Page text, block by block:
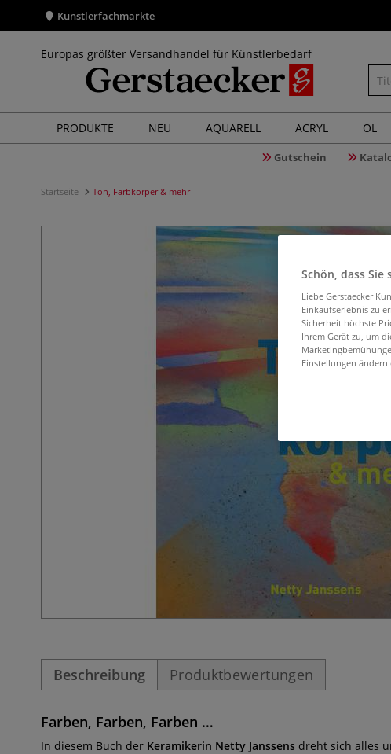
Künstlerfachmärkte
Europas größter Versandhandel für Künstlerbedarf
PRODUKTE NEU AQUARELL ACRYL ÖL
Gutschein
Startseite Ton, Farbkörper & mehr
Beschreibung Produktbewertungen
Farben, Farben, Farben …
In diesem Buch der Keramikerin Netty Janssens dreht sich alles
Schön, dass
Liebe Gerstaecker
Einkaufserlebnis zu
Sicherheit höchste
Ihrem Gerät zu, um
Einstellungen